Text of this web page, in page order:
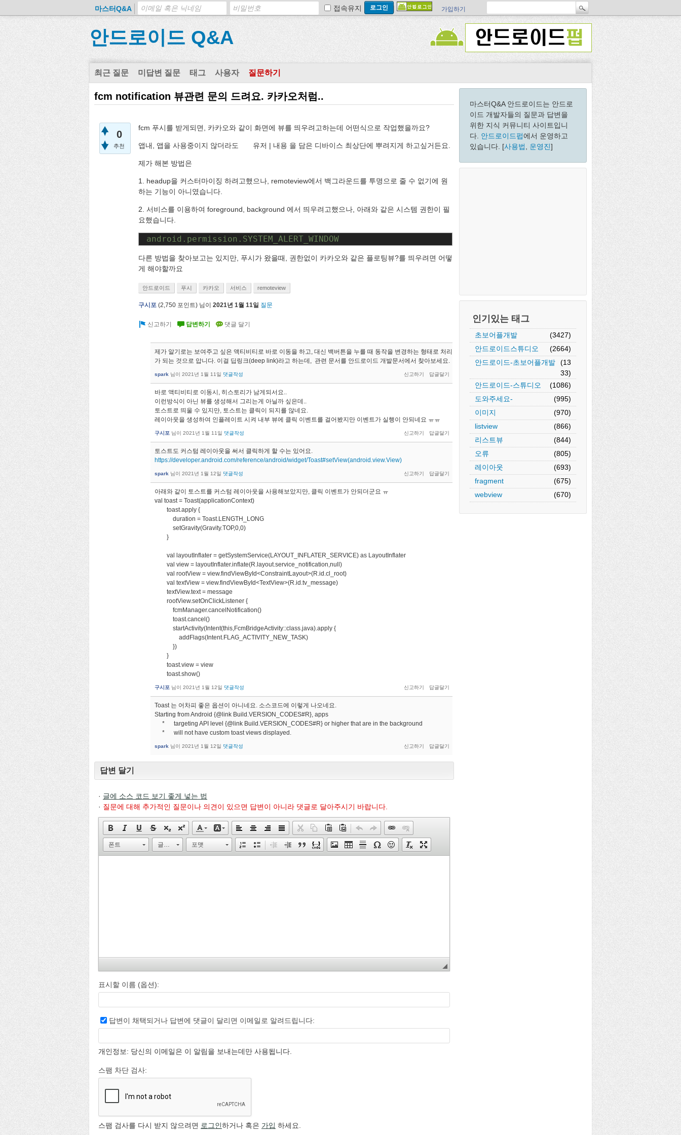
마스터Q&A 접속유지 가입하기
안드로이드 Q&A
최근 질문 미답변 질문 태그 사용자 질문하기
마스터Q&A 안드로이드는 안드로
이드 개발자들의 질문과 답변을
위한 지식 커뮤니티 사이트입니
다. 안드로이드펍에서 운영하고
있습니다. [사용법 운영진]
인기있는 태그
초보어플개발
(3427)
안드로이드스튜디오
(2664)
안드로이드-초보어플개발
(13
33)
안드로이드-스튜디오
(1086)
도와주세요-
(995)
이미지
(970)
listview
(866)
리스트뷰
(844)
오류
(805)
레이아웃
(693)
fragment
(675)
webview
(670)
fcm notification 뷰관련 문의 드려요. 카카오처럼..
0
추천
fcm 푸시를 받게되면, 카카오와 같이 화면에 뷰를 띄우려고하는데 어떤식으로 작업했을까요?
앱내, 앱을 사용중이지 않더라도 유저 | 내용 을 담은 디바이스 최상단에 뿌려지게 하고싶거든요.
제가 해본 방법은
1. headup을 커스터마이징 하려고했으나, remoteview에서 백그라운드를 투명으로 줄 수 없기에 원
하는 기능이 아니였습니다.
2. 서비스를 이용하여 foreground, background 에서 띄우려고했으나, 아래와 같은 시스템 권한이 필
요했습니다.
android.permission.SYSTEM_ALERT_WINDOW
다른 방법을 찾아보고는 있지만, 푸시가 왔을때, 권한없이 카카오와 같은 플로팅뷰?를 띄우려면 어떻
게 해야할까요
안드로이드 푸시 카카오 서비스 remoteview
구시포 (2,750 포인트) 님이 2021년 1월 11일 질문
제가 알기로는 보여주고 싶은 액티비티로 바로 이동을 하고, 대신 백버튼을 누를 때 동작을 변경하는 형태로 처리
가 되는 것으로 압니다. 이걸 딥링크(deep link)라고 하는데, 관련 문서를 안드로이드 개발문서에서 찾아보세요.
spark 님이 2021년 1월 11일 댓글작성
바로 액티비티로 이동시, 히스토리가 남게되서요..
이런방식이 아닌 뷰를 생성해서 그리는게 아닐까 싶은데..
토스트로 띄울 수 있지만, 토스트는 클릭이 되지를 않네요.
레이아웃을 생성하여 인플레이트 시켜 내부 뷰에 클릭 이벤트를 걸어봤지만 이벤트가 실행이 안되네요 ㅠㅠ
구시포 님이 2021년 1월 11일 댓글작성
토스트도 커스텀 레이아웃을 써서 클릭하게 할 수는 있어요.
https://developer.android.com/reference/android/widget/Toast#setView(android.view.View)
spark 님이 2021년 1월 12일 댓글작성
아래와 같이 토스트를 커스텀 레이아웃을 사용해보았지만, 클릭 이벤트가 안되더군요 ㅠ
val toast = Toast(applicationContext)
toast.apply {
duration = Toast.LENGTH_LONG
setGravity(Gravity.TOP,0,0)
}
val layoutInflater = getSystemService(LAYOUT_INFLATER_SERVICE) as LayoutInflater
val view = layoutInflater.inflate(R.layout.service_notification,null)
val rootView = view.findViewById<ConstraintLayout>(R.id.cl_root)
val textView = view.findViewById<TextView>(R.id.tv_message)
textView.text = message
rootView.setOnClickListener {
fcmManager.cancelNotification()
toast.cancel()
startActivity(Intent(this,FcmBridgeActivity::class.java).apply {
addFlags(Intent.FLAG_ACTIVITY_NEW_TASK)
})
}
toast.view = view
toast.show()
구시포 님이 2021년 1월 12일 댓글작성
Toast 는 어차피 좋은 옵션이 아니네요. 소스코드에 이렇게 나오네요.
Starting from Android {@link Build.VERSION_CODES#R}, apps
* targeting API level {@link Build.VERSION_CODES#R} or higher that are in the background
* will not have custom toast views displayed.
spark 님이 2021년 1월 12일 댓글작성
답변 달기
· 글에 소스 코드 보기 좋게 넣는 법
· 질문에 대해 추가적인 질문이나 의견이 있으면 답변이 아니라 댓글로 달아주시기 바랍니다.
폰트 포맷
표시할 이름 (옵션):
답변이 채택되거나 답변에 댓글이 달리면 이메일로 알려드립니다:
개인정보: 당신의 이메일은 이 알림을 보내는데만 사용됩니다.
스팸 차단 검사:
스팸 검사를 다시 받지 않으려면 로그인하거나 혹은 가입 하세요.